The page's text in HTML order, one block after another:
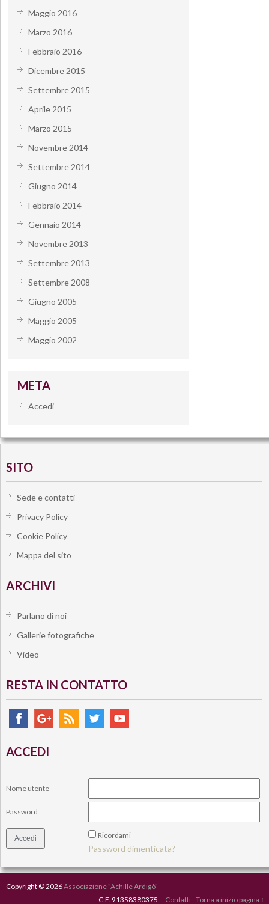
Maggio 2016
Marzo 2016
Febbraio 2016
Dicembre 2015
Settembre 2015
Aprile 2015
Marzo 2015
Novembre 2014
Settembre 2014
Giugno 2014
Febbraio 2014
Gennaio 2014
Novembre 2013
Settembre 2013
Settembre 2008
Giugno 2005
Maggio 2005
Maggio 2002
META
Accedi
SITO
Sede e contatti
Privacy Policy
Cookie Policy
Mappa del sito
ARCHIVI
Parlano di noi
Gallerie fotografiche
Video
RESTA IN CONTATTO
ACCEDI
Nome utente
Password
Ricordami
Password dimenticata?
Copyright © 2026Associazione "Achille Ardigò"
C.F. 91358380375 - Contatti -Torna a inizio pagina ↑